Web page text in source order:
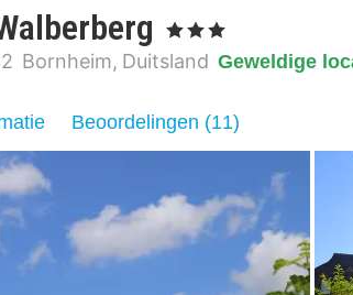
, 3 Sterren
Bornheim Duitsland Geweldige
Beoordelingen (11)